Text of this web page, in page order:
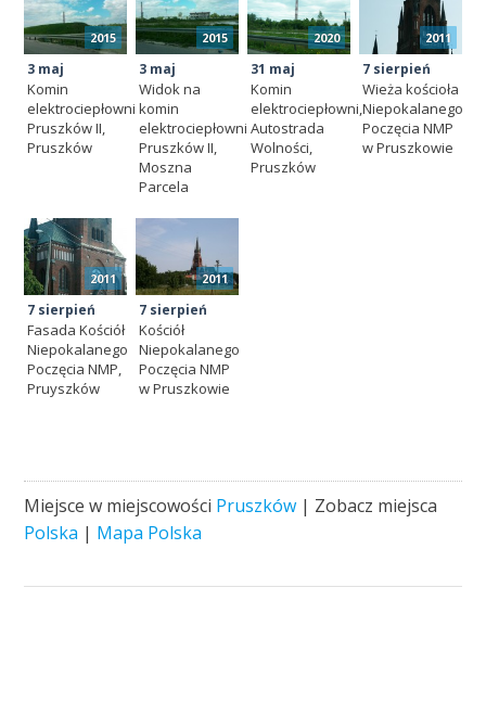
2015
3 maj
Komin
elektrociepłowni
Pruszków II,
Pruszków
2015
3 maj
Widok na
komin
elektrociepłowni
Pruszków II,
Moszna
Parcela
2020
31 maj
Komin
elektrociepłowni,
Autostrada
Wolności,
Pruszków
2011
7 sierpień
Wieża kościoła
Niepokalanego
Poczęcia NMP
w Pruszkowie
2011
7 sierpień
Fasada Kościół
Niepokalanego
Poczęcia NMP,
Pruyszków
2011
7 sierpień
Kościół
Niepokalanego
Poczęcia NMP
w Pruszkowie
Miejsce w miejscowości Pruszków | Zobacz miejsca
Polska | Mapa Polska